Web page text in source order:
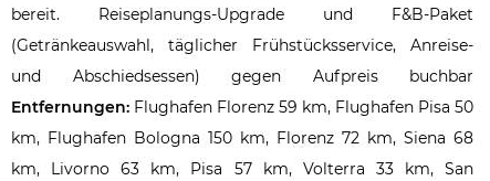
bereit. Reiseplanungs-Upgrade und F&B-Paket
(Getränkeauswahl, täglicher Frühstücksservice, Anreise-
und Abschiedsessen) gegen Aufpreis buchbar
Entfernungen: Flughafen Florenz 59 km, Flughafen Pisa 50
km, Flughafen Bologna 150 km, Florenz 72 km, Siena 68
km, Livorno
63 km, Pisa
57 km, Volterra 33 km, San